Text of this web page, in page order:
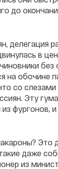
до
делегация
в
без
на обочине
со
Эту
фургонов,
Это
даже
из